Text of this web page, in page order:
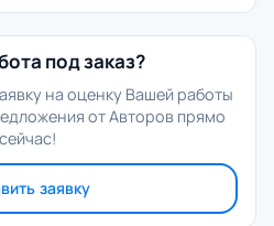
под заказ?
на оценку Вашей работы
от Авторов прямо
сейчас!
заявку